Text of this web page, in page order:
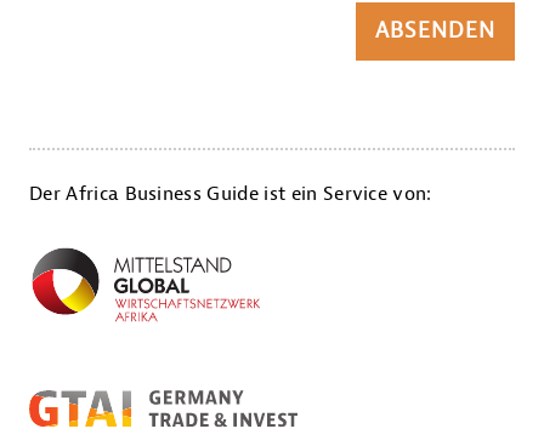
ABSENDEN
Der Africa Business Guide ist ein Service von: